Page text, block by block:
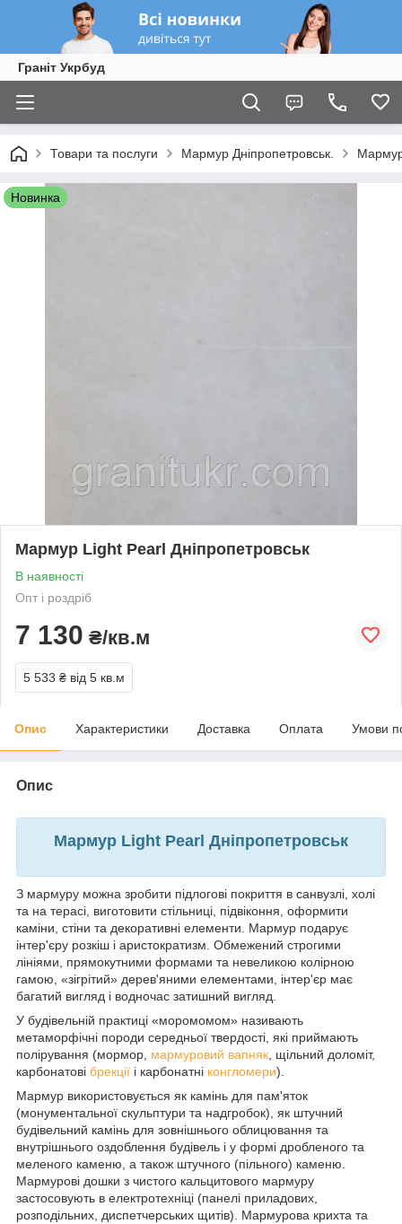
Граніт Укрбуд
Товари та послуги Мармур Дніпропетровськ.
Новинка
Мармур Light Pearl Дніпропетровськ
В наявності
Опт і роздріб
7 130 ₴/кв.м
5 533 ₴ від 5 кв.м
Опис Характеристики Доставка Оплата Умови
Опис
Мармур Light Pearl Дніпропетровськ
З мармуру можна зробити підлогові покриття в санвузлі, холі
та на терасі, виготовити стільниці, підвіконня, оформити
каміни, стіни та декоративні елементи. Мармур подарує
інтер'єру розкіш і аристократизм. Обмежений строгими
лініями, прямокутними формами та невеликою колірною
гамою, «зігрітий» дерев'яними елементами, інтер'єр має
багатий вигляд і водночас затишний вигляд.
У будівельній практиці «моромомом» називають
метаморфічні породи середньої твердості, які приймають
полірування (мормор, мармуровий вапняк, щільний доломіт,
карбонатові брекції і карбонатні конгломери).
Мармур використовується як камінь для пам'яток
(монументальної скульптури та надгробок), як штучний
будівельний камінь для зовнішнього облицювання та
внутрішнього оздоблення будівель і у формі дробленого та
меленого каменю, а також штучного (пільного) каменю.
Мармурові дошки з чистого кальцитового мармуру
застосовують в електротехніці (панелі приладових,
розподільних, диспетчерських щитів). Мармурова крихта та